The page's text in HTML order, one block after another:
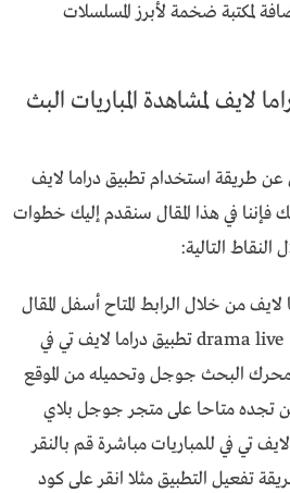
لمكتبة ضخمة لأبرز المسلسلات
لايف لمشاهدة المباريات البث
طريقة استخدام تطبيق دراما لايف
فإننا في هذا المقال سنقدم إليك خطوات
من خلال الرابط المتاح أسفل المقال
او من خلال كتابة اسم drama live تطبيق دراما لايف تي في
محرك البحث جوجل وتحميله من الموقع
تجده متاحا على متجر جوجل بلاي
تي في للمباريات مباشرة قم بالنقر
تفعيل التطبيق مثلا انقر على كود